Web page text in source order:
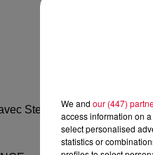
Steve Aoki du vendredi
We and our (447)
access information on
select personalised
statistics or